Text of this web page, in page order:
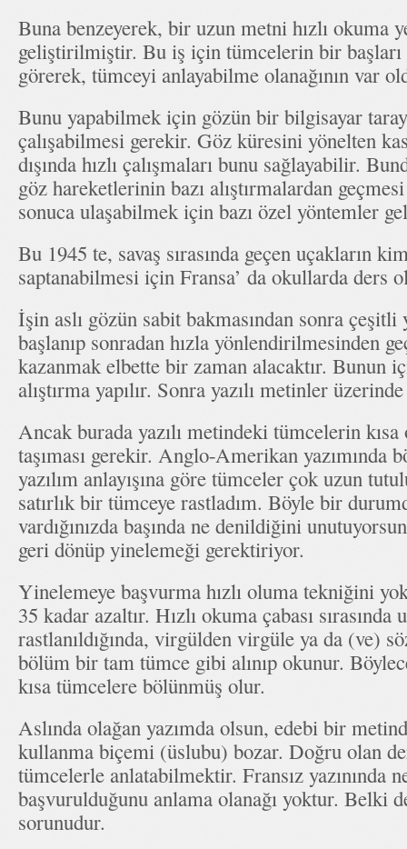
Buna benzeyerek, bir uzun metni hızlı okuma
geliştirilmiştir. Bu iş için tümcelerin bir
görerek, tümceyi anlayabilme olanağının var
Bunu yapabilmek için gözün bir bilgisayar
çalışabilmesi gerekir. Göz küresini yönelten
dışında hızlı çalışmaları bunu sağlayabilir.
göz hareketlerinin bazı alıştırmalardan
sonuca ulaşabilmek için bazı özel yöntemler
Bu 1945 te, savaş sırasında geçen uçakların
saptanabilmesi için Fransa’ da okullarda ders
İşin aslı gözün sabit bakmasından sonra çeşitli
başlanıp sonradan hızla yönlendirilmesinden
kazanmak elbette bir zaman alacaktır. Bunun
alıştırma yapılır. Sonra yazılı metinler
Ancak burada yazılı metindeki tümcelerin
taşıması gerekir. Anglo-Amerikan yazımında
yazılım anlayışına göre tümceler çok uzun
satırlık bir tümceye rastladım. Böyle bir
vardığınızda başında ne denildiğini
geri dönüp yinelemeği gerektiriyor.
Yinelemeye başvurma hızlı oluma tekniğini
35 kadar azaltır. Hızlı okuma çabası
rastlanıldığında, virgülden virgüle ya da (ve)
bölüm bir tam tümce gibi alınıp okunur.
kısa tümcelere bölünmüş olur.
Aslında olağan yazımda olsun, edebi bir
kullanma biçemi (üslubu) bozar. Doğru olan
tümcelerle anlatabilmektir. Fransız yazınında
başvurulduğunu anlama olanağı yoktur. Belki
sorunudur.